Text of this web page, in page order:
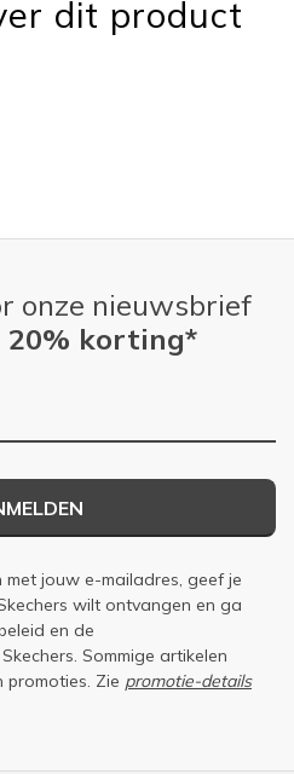
dit product
onze nieuwsbrief
20% korting*
jouw e-mailadres, geef je
wilt ontvangen en ga
en de
Sommige artikelen
promoties. Zie promotie-details